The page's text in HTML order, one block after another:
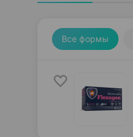
Все формы